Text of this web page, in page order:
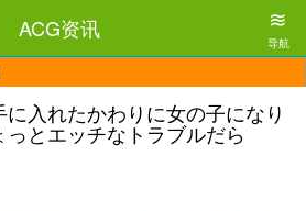
ACG资讯 ≋
导航
入れたかわりに女の子になり
とエッチなトラブルだら